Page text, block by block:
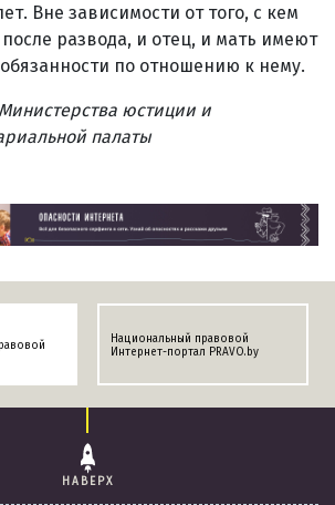
Вне зависимости от того, с кем
после развода, и отец, и мать имеют
по отношению к нему.
юстиции и
палаты
Национальный правовой
Интернет-портал PRAVO.by
НАВЕРХ